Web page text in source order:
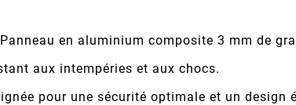
en aluminium composite 3 mm de
aux intempéries et aux chocs.
pour une sécurité optimale et un design